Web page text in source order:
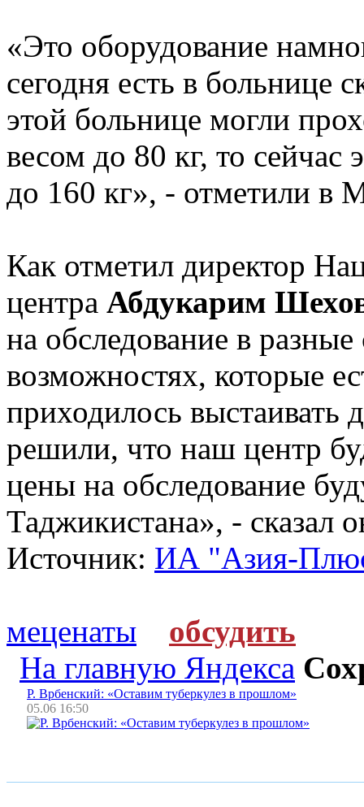
«Это оборудование
сегодня есть в
этой больнице могли
весом до 80 кг, то сейчас
до 160 кг», - отметили в
Как отметил директор
центра Абдукарим
на обследование в
возможностях, которые
приходилось
решили, что наш центр
цены на обследование
Таджикистана», - сказал
Источник: ИА "Азия-
меценаты
обсудить
На главную Яндекса
Р. Врбенский: «Оставим туберкулез в прошлом»
05.06 16:50